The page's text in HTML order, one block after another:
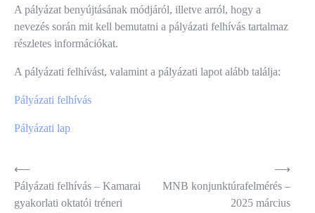
A pályázat benyújtásának módjáról, illetve arról, hogy a
nevezés során mit kell bemutatni a pályázati felhívás tartalmaz
részletes információkat.
A pályázati felhívást, valamint a pályázati lapot alább találja:
Pályázati felhívás
Pályázati lap
Bejegyzés
navigáció
⟵
Pályázati felhívás – Kamarai
gyakorlati oktatói tréneri
MNB konjunktúrafelmérés –
2025 március
⟶